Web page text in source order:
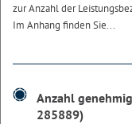
zur Anzahl der
Im Anhang finden Sie...
Anzahl
285889)